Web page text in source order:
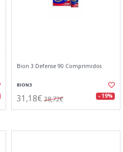
Bion 3 Defense 90 Comprimidos
BION3
31,18€ 38,72€ - 19%